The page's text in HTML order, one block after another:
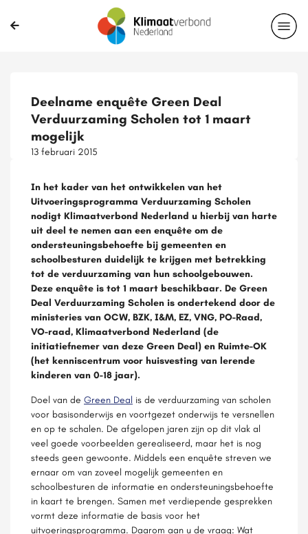
Deelname enquête Green Deal
Verduurzaming Scholen tot 1 maart
mogelijk
13 februari 2015
In het kader van het ontwikkelen van het
Uitvoeringsprogramma Verduurzaming Scholen
nodigt Klimaatverbond Nederland u hierbij van harte
uit deel te nemen aan een enquête om de
ondersteuningsbehoefte bij gemeenten en
schoolbesturen duidelijk te krijgen met betrekking
tot de verduurzaming van hun schoolgebouwen.
Deze enquête is tot 1 maart beschikbaar. De Green
Deal Verduurzaming Scholen is ondertekend door de
ministeries van OCW, BZK, I&M, EZ, VNG, PO-Raad,
VO-raad, Klimaatverbond Nederland (de
initiatiefnemer van deze Green Deal) en Ruimte-OK
(het kenniscentrum voor huisvesting van lerende
kinderen van 0-18 jaar).
Doel van de Green Deal is de verduurzaming van scholen
voor basisonderwijs en voortgezet onderwijs te versnellen
en op te schalen. De afgelopen jaren zijn op dit vlak al
veel goede voorbeelden gerealiseerd, maar het is nog
steeds geen gewoonte. Middels een enquête streven we
ernaar om van zoveel mogelijk gemeenten en
schoolbesturen de informatie en ondersteuningsbehoefte
in kaart te brengen. Samen met verdiepende gesprekken
vormt deze informatie de basis voor het
uitvoeringsprogramma. Daarom aan u de vraag: Wat